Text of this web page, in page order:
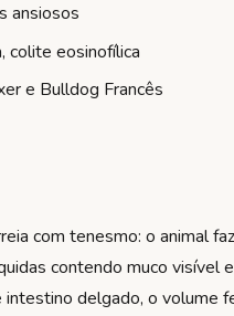
ansiosos
colite eosinofílica
e Bulldog Francês
com tenesmo: o animal
contendo muco visível
delgado, o volume